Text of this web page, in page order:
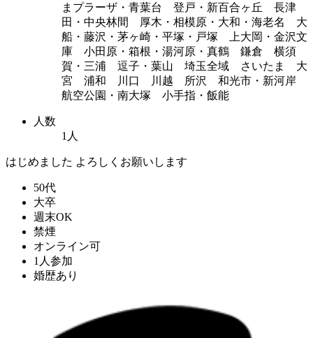
まプラーザ・青葉台 登戸・新百合ヶ丘 長津
田・中央林間 厚木・相模原・大和・海老名 大
船・藤沢・茅ヶ崎・平塚・戸塚 上大岡・金沢文
庫 小田原・箱根・湯河原・真鶴 鎌倉 横須
賀・三浦 逗子・葉山 埼玉全域 さいたま 大
宮 浦和 川口 川越 所沢 和光市・新河岸
航空公園・南大塚 小手指・飯能
人数
1人
はじめました よろしくお願いします
50代
大卒
週末OK
禁煙
オンライン可
1人参加
婚歴あり